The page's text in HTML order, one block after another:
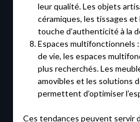
leur qualité. Les objets
céramiques, les tissages
touche d’authenticité à la
Espaces multifonctionnels
de vie, les espaces
plus recherchés. Les
amovibles et les solutions
permettent d’optimiser
Ces tendances peuvent servir